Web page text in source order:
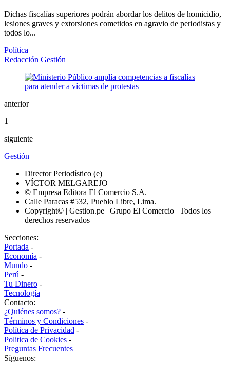
Dichas fiscalías superiores podrán abordar los delitos de homicidio,
lesiones graves y extorsiones cometidos en agravio de periodistas y
todos lo...
Política
Redacción Gestión
anterior
1
siguiente
Gestión
Director Periodístico (e)
VÍCTOR MELGAREJO
© Empresa Editora El Comercio S.A.
Calle Paracas #532, Pueblo Libre, Lima.
Copyright© | Gestion.pe | Grupo El Comercio | Todos los
derechos reservados
Secciones:
Portada -
Economía -
Mundo -
Perú -
Tu Dinero -
Tecnología
Contacto:
¿Quiénes somos? -
Términos y Condiciones -
Política de Privacidad -
Politica de Cookies -
Preguntas Frecuentes
Síguenos: